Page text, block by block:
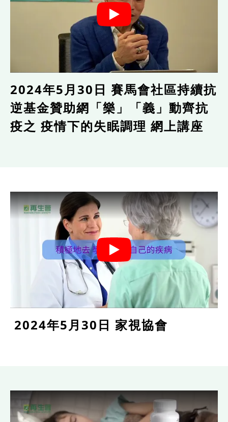
2024年5月30日 賽馬會社區持續抗
逆基金贊助網「樂」「義」動齊抗
疫之 疫情下的失眠調理 網上講座
2024年5月30日 家視協會